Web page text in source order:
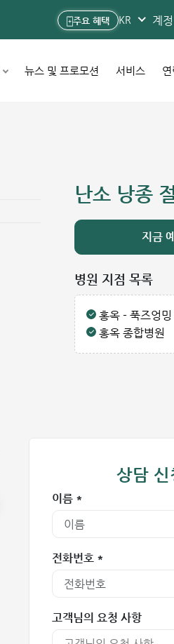
주요 혜택 KR 계
뉴스 및 프로모션 서비스
난소 낭종
지금
병원 지점 목록
홍옥 - 푹즈엉밍
홍옥 종합병원
상담 신
이름 *
전화번호 *
고객님의 요청 사항